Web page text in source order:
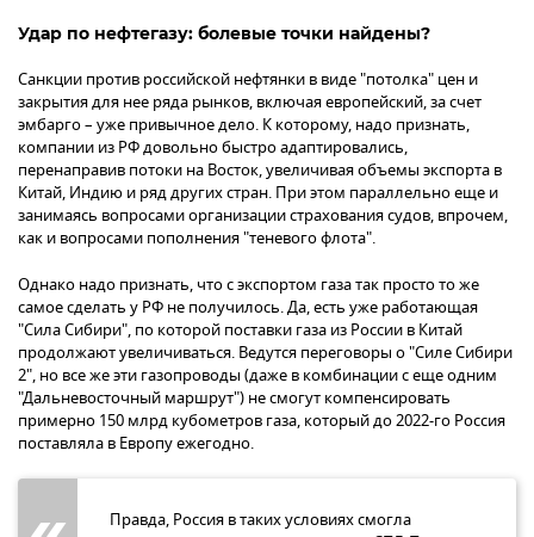
Удар по нефтегазу: болевые точки найдены?
Санкции против российской нефтянки в виде "потолка" цен и
закрытия для нее ряда рынков, включая европейский, за счет
эмбарго – уже привычное дело. К которому, надо признать,
компании из РФ довольно быстро адаптировались,
перенаправив потоки на Восток, увеличивая объемы экспорта в
Китай, Индию и ряд других стран. При этом параллельно еще и
занимаясь вопросами организации страхования судов, впрочем,
как и вопросами пополнения "теневого флота".
Однако надо признать, что с экспортом газа так просто то же
самое сделать у РФ не получилось. Да, есть уже работающая
"Сила Сибири", по которой поставки газа из России в Китай
продолжают увеличиваться. Ведутся переговоры о "Силе Сибири
2", но все же эти газопроводы (даже в комбинации с еще одним
"Дальневосточный маршрут") не смогут компенсировать
примерно 150 млрд кубометров газа, который до 2022-го Россия
поставляла в Европу ежегодно.
Правда, Россия в таких условиях смогла